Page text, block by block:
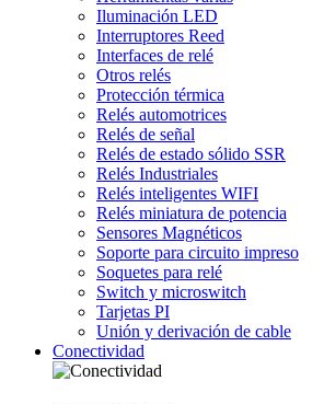
Iluminación LED
Interruptores Reed
Interfaces de relé
Otros relés
Protección térmica
Relés automotrices
Relés de señal
Relés de estado sólido SSR
Relés Industriales
Relés inteligentes WIFI
Relés miniatura de potencia
Sensores Magnéticos
Soporte para circuito impreso
Soquetes para relé
Switch y microswitch
Tarjetas PI
Unión y derivación de cable
Conectividad